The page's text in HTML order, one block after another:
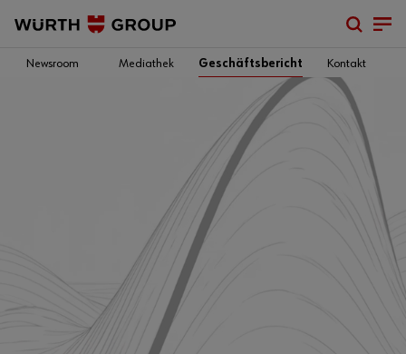
Newsroom Mediathek Geschäftsbericht Kontakt